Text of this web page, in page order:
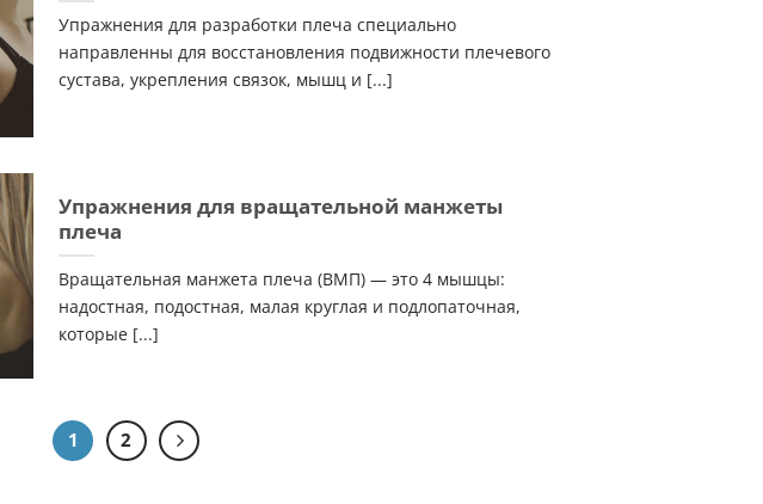
Упражнения для разработки плеча специально
направленны для восстановления подвижности плечевого
сустава, укрепления связок, мышц и [...]
Упражнения для вращательной манжеты
плеча
Вращательная манжета плеча (ВМП) — это 4 мышцы:
надостная, подостная, малая круглая и подлопаточная,
которые [...]
1 2